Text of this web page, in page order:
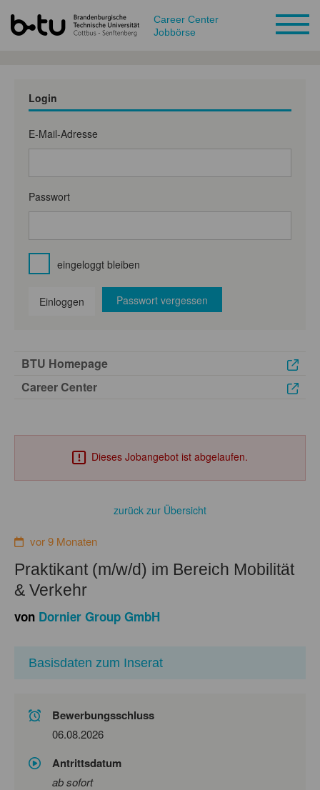
Career Center
Jobbörse
Login
E-Mail-Adresse
Passwort
eingeloggt bleiben
Einloggen Passwort vergessen
BTU Homepage
Career Center
Dieses Jobangebot ist abgelaufen.
zurück zur Übersicht
vor 9 Monaten
Praktikant (m/w/d) im Bereich Mobilität
& Verkehr
von Dornier Group GmbH
Basisdaten zum Inserat
Bewerbungsschluss
06.08.2026
Antrittsdatum
ab sofort